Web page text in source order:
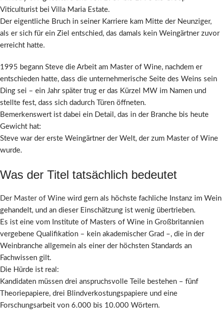
Viticulturist bei Villa Maria Estate.
Der eigentliche Bruch in seiner Karriere kam Mitte der Neunziger,
als er sich für ein Ziel entschied, das damals kein Weingärtner zuvor
erreicht hatte.
1995 begann Steve die Arbeit am Master of Wine, nachdem er
entschieden hatte, dass die unternehmerische Seite des Weins sein
Ding sei – ein Jahr später trug er das Kürzel MW im Namen und
stellte fest, dass sich dadurch Türen öffneten.
Bemerkenswert ist dabei ein Detail, das in der Branche bis heute
Gewicht hat:
Steve war der erste Weingärtner der Welt, der zum Master of Wine
wurde.
Was der Titel tatsächlich bedeutet
Der Master of Wine wird gern als höchste fachliche Instanz im Wein
gehandelt, und an dieser Einschätzung ist wenig übertrieben.
Es ist eine vom Institute of Masters of Wine in Großbritannien
vergebene Qualifikation – kein akademischer Grad –, die in der
Weinbranche allgemein als einer der höchsten Standards an
Fachwissen gilt.
Die Hürde ist real:
Kandidaten müssen drei anspruchsvolle Teile bestehen – fünf
Theoriepapiere, drei Blindverkostungspapiere und eine
Forschungsarbeit von 6.000 bis 10.000 Wörtern.